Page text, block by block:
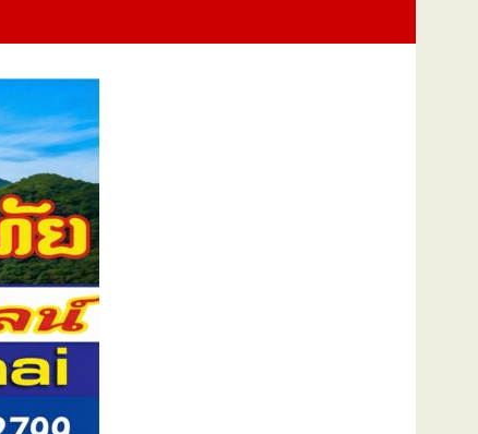
องแคว 69" มุ่งประโยชน์เกษตรกร ดึงนวัตกรรม-จับคู่ธุรกิจดันสินค้าเ